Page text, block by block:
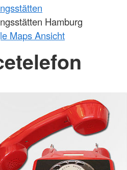
Hamburg
Maps Ansicht